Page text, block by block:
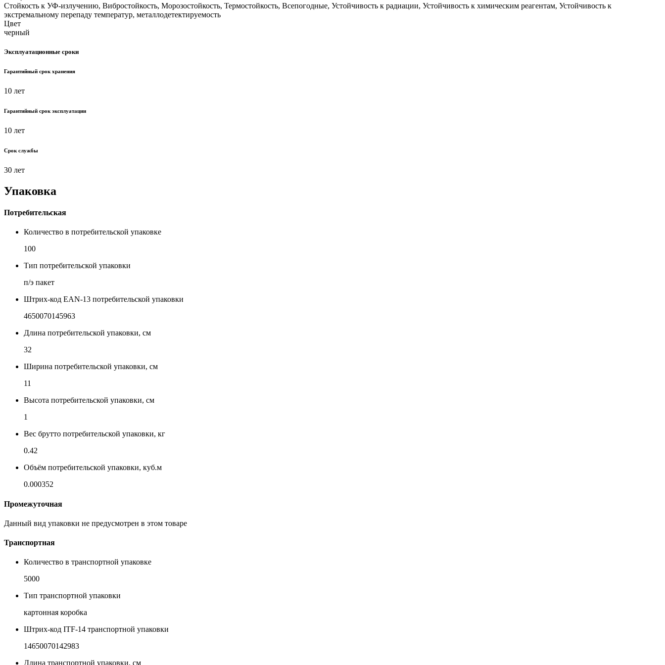
Стойкость к УФ-излучению, Вибростойкость, Морозостойкость, Термостойкость, Всепогодные, Устойчивость к радиации, Устойчивость к химическим реагентам, Устойчивость к
экстремальному перепаду температур, металлодетектируемость
Цвет
черный
Эксплуатационные сроки
Гарантийный срок хранения
10 лет
Гарантийный срок эксплуатации
10 лет
Срок службы
30 лет
Упаковка
Потребительская
Количество в потребительской упаковке
100
Тип потребительской упаковки
п/э пакет
Штрих-код EAN-13 потребительской упаковки
4650070145963
Длина потребительской упаковки, см
32
Ширина потребительской упаковки, см
11
Высота потребительской упаковки, см
1
Вес брутто потребительской упаковки, кг
0.42
Объём потребительской упаковки, куб.м
0.000352
Промежуточная
Данный вид упаковки не предусмотрен в этом товаре
Транспортная
Количество в транспортной упаковке
5000
Тип транспортной упаковки
картонная коробка
Штрих-код ITF-14 транспортной упаковки
14650070142983
Длина транспортной упаковки, см